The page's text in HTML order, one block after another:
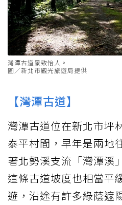
灣潭古道景致怡人。
圖／新北市觀光旅遊局提供
【灣潭古道】
灣潭古道位在新北市坪
泰平村間，早年是兩地
著北勢溪支流「灣潭溪
這條古道坡度也相當平
遊，沿途有許多綠蔭遮